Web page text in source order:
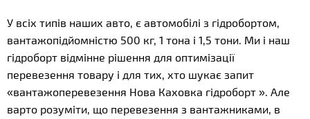
У всіх типів наших авто, є автомобілі з гідробортом,
вантажопідйомністю 500 кг, 1 тона і 1,5 тони. Ми і наш
гідроборт відмінне рішення для оптимізації
перевезення товару і для тих, хто шукає запит
«вантажоперевезення Нова Каховка гідроборт ». Але
варто розуміти, що перевезення з вантажниками, в